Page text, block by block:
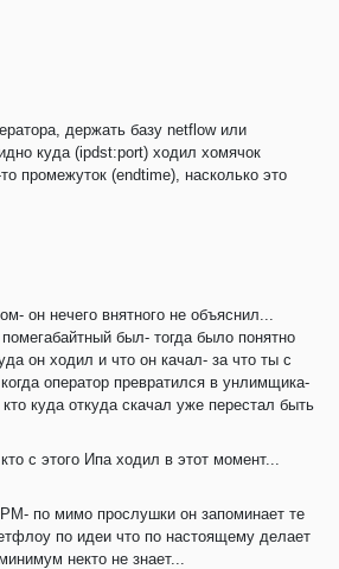
держать базу netflow или
куда (ipdst:port) ходил хомячок
промежуток (endtime), насколько это
он нечего внятного не объяснил...
был- тогда было понятно
он ходил и что он качал- за что ты с
оператор превратился в унлимщика-
куда откуда скачал уже перестал быть
с этого Ипа ходил в этот момент...
по мимо прослушки он запоминает те
по идеи что по настоящему делает
некто не знает...